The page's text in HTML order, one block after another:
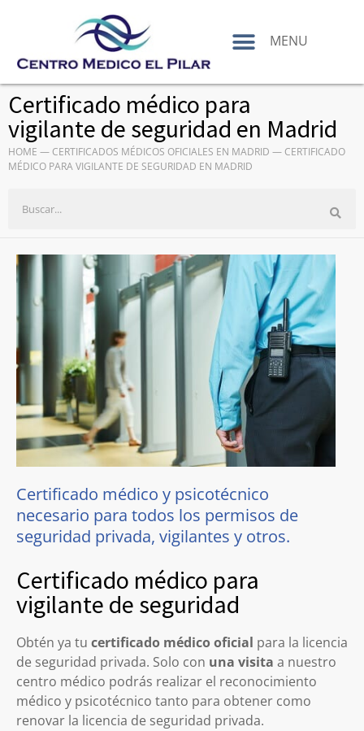
MENU
Certificado médico para
vigilante de seguridad en Madrid
HOME —CERTIFICADOS MÉDICOS OFICIALES EN MADRID —CERTIFICADO
MÉDICO PARA VIGILANTE DE SEGURIDAD EN MADRID
Certificado médico y psicotécnico
necesario para todos los permisos de
seguridad privada, vigilantes y otros.
Certificado médico para
vigilante de seguridad
Obtén ya tu certificado médico oficial para la licencia
de seguridad privada. Solo con una visita a nuestro
centro médico podrás realizar el reconocimiento
médico y psicotécnico tanto para obtener como
renovar la licencia de seguridad privada.